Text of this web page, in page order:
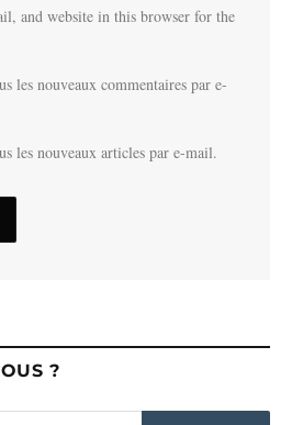
and website in this browser for the
les nouveaux commentaires par e-
les nouveaux articles par e-mail.
?